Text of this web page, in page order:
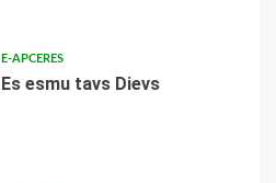
E-APCERES
Es esmu tavs Dievs